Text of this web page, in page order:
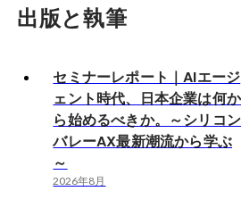
出版と執筆
セミナーレポート｜AIエージ
ェント時代、日本企業は何か
ら始めるべきか。～シリコン
バレーAX最新潮流から学ぶ
～
2026年8月